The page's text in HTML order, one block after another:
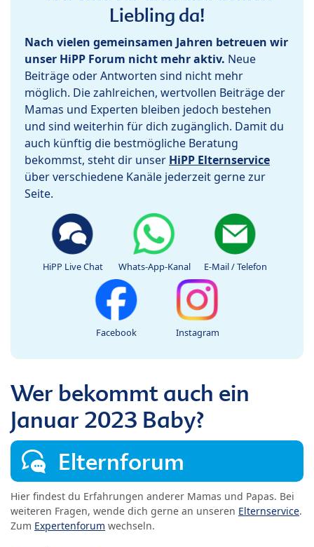
Liebling da!
Nach vielen gemeinsamen Jahren betreuen wir
unser HiPP Forum nicht mehr aktiv. Neue
Beiträge oder Antworten sind nicht mehr
möglich. Die zahlreichen, wertvollen Beiträge der
Mamas und Experten bleiben jedoch bestehen
und sind weiterhin für dich zugänglich. Damit du
auch künftig die bestmögliche Beratung
bekommst, steht dir unser HiPP Elternservice
über verschiedene Kanäle jederzeit gerne zur
Seite.
HiPP Live Chat Whats-App-Kanal E-Mail / Telefon
Facebook Instagram
Wer bekommt auch ein
Januar 2023 Baby?
Elternforum
Hier findest du Erfahrungen anderer Mamas und Papas. Bei
weiteren Fragen, wende dich gerne an unseren Elternservice.
Zum Expertenforum wechseln.